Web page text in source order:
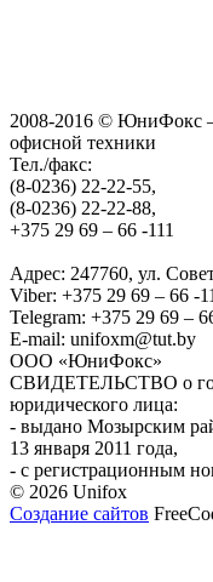
2008-2016 © ЮниФокс –
офисной техники
Тел./факс:
(8-0236) 22-22-55,
(8-0236) 22-22-88,
+375 29 69 – 66 -111
Адрес: 247760, ул.
Viber: +375 29 69 – 66 -
Telegram: +375 29 69 –
E-mail: unifoxm@tut.by
ООО «ЮниФокс»
СВИДЕТЕЛЬСТВО о
юридического лица:
- выдано Мозырским
13 января 2011 года,
- с регистрационным
© 2026 Unifox
Создание сайтов